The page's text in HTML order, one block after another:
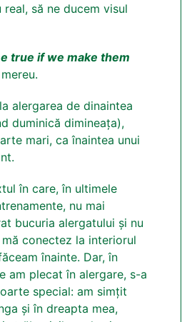
să ne ducem visul
true if we make them
alergarea de dinaintea
duminică dimineața),
mari, ca înaintea unui
în care, în ultimele
nu mai
bucuria alergatului și nu
conectez la interiorul
înainte. Dar, în
am plecat în alergare, s-a
special: am simțit
și în dreapta mea,